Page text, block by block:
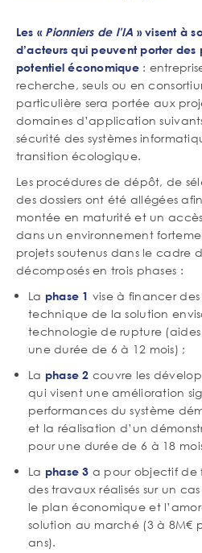
Les « Pionniers de l’IA » visent à
d’acteurs qui peuvent porter
potentiel économique:
recherche, seuls ou en
particulière sera portée aux
domaines d’application
sécurité des systèmes
transition écologique.
Les procédures de dépôt, de
des dossiers ont été allégées
montée en maturité et un
dans un environnement
projets soutenus dans le cadre
décomposés en trois phases :
La phase 1 vise à financer
technique de la solution
technologie de rupture
une durée de 6 à 12 mois) ;
La phase 2 couvre les
qui visent une amélioration
performances du système
et la réalisation d’un
pour une durée de 6 à 18
La phase 3 a pour objectif de
des travaux réalisés sur un
le plan économique et
solution au marché (3 à 8M€
ans).